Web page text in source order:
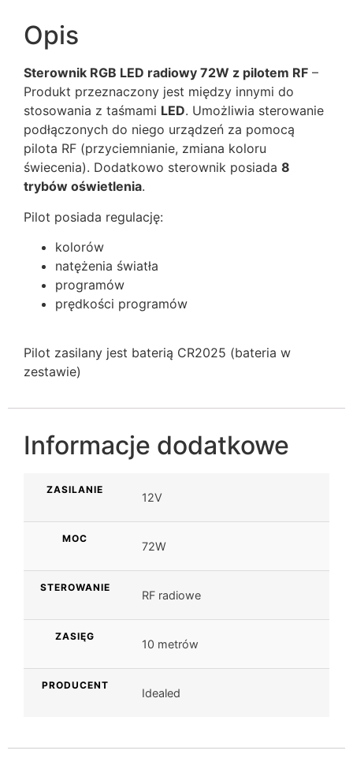
Opis
Sterownik RGB LED radiowy 72W z pilotem RF –
Produkt przeznaczony jest między innymi do
stosowania z taśmami LED. Umożliwia sterowanie
podłączonych do niego urządzeń za pomocą
pilota RF (przyciemnianie, zmiana koloru
świecenia). Dodatkowo sterownik posiada 8
trybów oświetlenia.
Pilot posiada regulację:
kolorów
natężenia światła
programów
prędkości programów
Pilot zasilany jest baterią CR2025 (bateria w
zestawie)
Informacje dodatkowe
ZASILANIE
12V
MOC
72W
STEROWANIE
RF radiowe
ZASIĘG
10 metrów
PRODUCENT
Idealed